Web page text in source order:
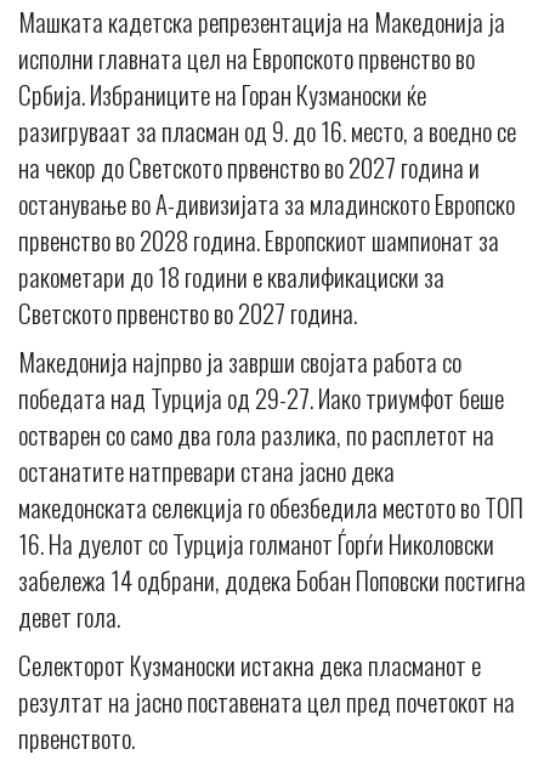
Машката кадетска репрезентација на Македонија ја
исполни главната цел на Европското првенство во
Србија. Избраниците на Горан Кузманоски ќе
разигруваат за пласман од 9. до 16. место, а воедно се
на чекор до Светското првенство во 2027 година и
останување во А-дивизијата за младинското Европско
првенство во 2028 година. Европскиот шампионат за
ракометари до 18 години е квалификациски за
Светското првенство во 2027 година.
Македонија најпрво ја заврши својата работа со
победата над Турција од 29-27. Иако триумфот беше
остварен со само два гола разлика, по расплетот на
останатите натпревари стана јасно дека
македонската селекција го обезбедила местото во ТОП
16. На дуелот со Турција голманот Ѓорѓи Николовски
забележа 14 одбрани, додека Бобан Поповски постигна
девет гола.
Селекторот Кузманоски истакна дека пласманот е
резултат на јасно поставената цел пред почетокот на
првенството.